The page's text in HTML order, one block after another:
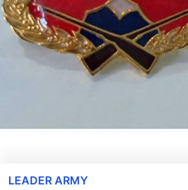
LEADER ARMY